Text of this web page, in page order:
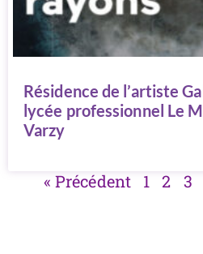
Résidence de l’artiste
lycée professionnel Le
Varzy
« Précédent 1 2 3